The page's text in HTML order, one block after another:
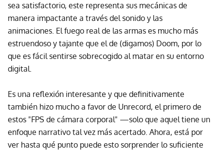
sea satisfactorio, este representa sus mecánicas de
manera impactante a través del sonido y las
animaciones. El fuego real de las armas es mucho más
estruendoso y tajante que el de (digamos) Doom, por lo
que es fácil sentirse sobrecogido al matar en su entorno
digital.
Es una reflexión interesante y que definitivamente
también hizo mucho a favor de Unrecord, el primero de
estos "FPS de cámara corporal" —solo que aquel tiene un
enfoque narrativo tal vez más acertado. Ahora, está por
ver hasta qué punto puede esto sorprender lo suficiente